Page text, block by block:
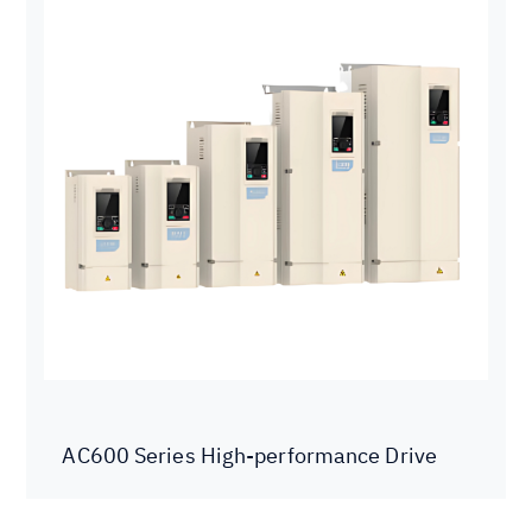
AC600 Series High-performance Drive